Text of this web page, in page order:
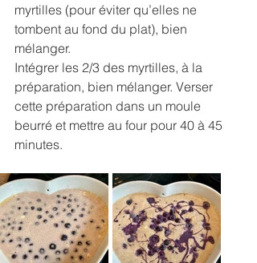
myrtilles (pour éviter qu’elles ne
tombent au fond du plat), bien
mélanger.
Intégrer les 2/3 des myrtilles, à la
préparation, bien mélanger. Verser
cette préparation dans un moule
beurré et mettre au four pour 40 à 45
minutes.